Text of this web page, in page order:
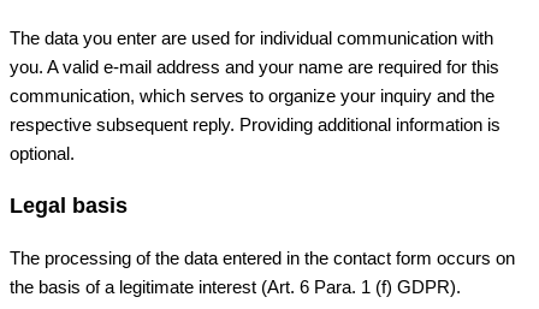
The data you enter are used for individual communication with
you. A valid e-mail address and your name are required for this
communication, which serves to organize your inquiry and the
respective subsequent reply. Providing additional information is
optional.
Legal basis
The processing of the data entered in the contact form occurs on
the basis of a legitimate interest (Art. 6 Para. 1 (f) GDPR).